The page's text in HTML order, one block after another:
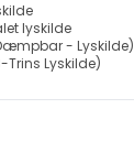
lyskilde
- Lyskilde)
Trins Lyskilde)